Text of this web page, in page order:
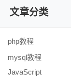
文章分类
php教程
mysql教程
JavaScript